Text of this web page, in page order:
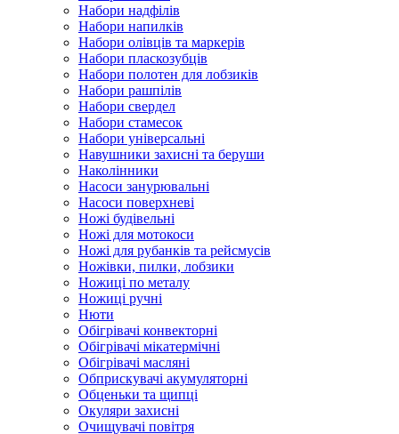
Набори надфілів
Набори напилків
Набори олівців та маркерів
Набори пласкозубців
Набори полотен для лобзиків
Набори рашпілів
Набори свердел
Набори стамесок
Набори універсальні
Навушники захисні та беруши
Наколінники
Насоси занурювальні
Насоси поверхневі
Ножі будівельні
Ножі для мотокоси
Ножі для рубанків та рейсмусів
Ножівки, пилки, лобзики
Ножиці по металу
Ножиці ручні
Нюти
Обігрівачі конвекторні
Обігрівачі мікатермічні
Обігрівачі масляні
Обприскувачі акумуляторні
Обценьки та щипці
Окуляри захисні
Очищувачі повітря